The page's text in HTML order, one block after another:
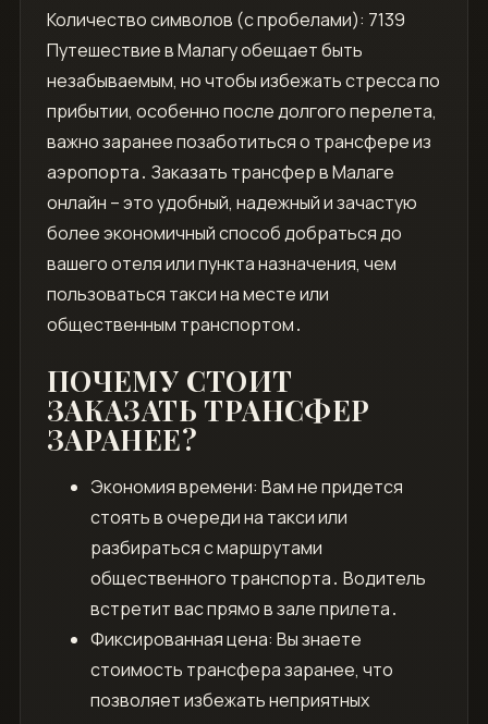
Количество символов (с пробелами): 7139
Путешествие в Малагу обещает быть
незабываемым, но чтобы избежать стресса по
прибытии, особенно после долгого перелета,
важно заранее позаботиться о трансфере из
аэропорта․ Заказать трансфер в Малаге
онлайн – это удобный, надежный и зачастую
более экономичный способ добраться до
вашего отеля или пункта назначения, чем
пользоваться такси на месте или
общественным транспортом․
ПОЧЕМУ СТОИТ
ЗАКАЗАТЬ ТРАНСФЕР
ЗАРАНЕЕ?
Экономия времени: Вам не придется
стоять в очереди на такси или
разбираться с маршрутами
общественного транспорта․ Водитель
встретит вас прямо в зале прилета․
Фиксированная цена: Вы знаете
стоимость трансфера заранее, что
позволяет избежать неприятных